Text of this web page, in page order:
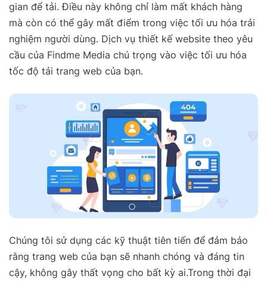
gian để tải. Điều này không chỉ làm mất khách hàng
mà còn có thể gây mất điểm trong việc tối ưu hóa trải
nghiệm người dùng. Dịch vụ thiết kế website theo yêu
cầu của Findme Media chú trọng vào việc tối ưu hóa
tốc độ tải trang web của bạn.
Chúng tôi sử dụng các kỹ thuật tiên tiến để đảm bảo
rằng trang web của bạn sẽ nhanh chóng và đáng tin
cậy, không gây thất vọng cho bất kỳ ai.Trong thời đại